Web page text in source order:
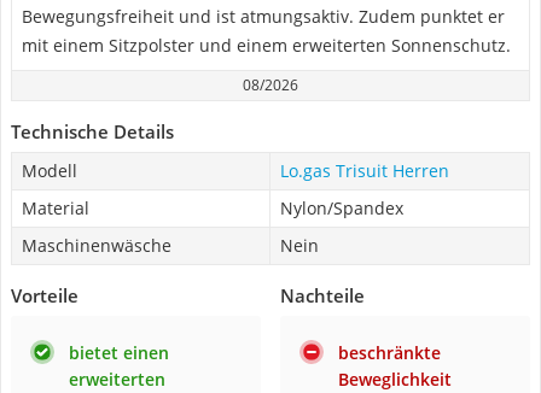
Bewegungsfreiheit und ist atmungsaktiv. Zudem punktet er
mit einem Sitzpolster und einem erweiterten Sonnenschutz.
08/2026
Technische Details
Modell
Lo.gas Trisuit Herren
Material
Nylon/Spandex
Maschinenwäsche
Nein
Vorteile
bietet einen
erweiterten
Nachteile
beschränkte
Beweglichkeit